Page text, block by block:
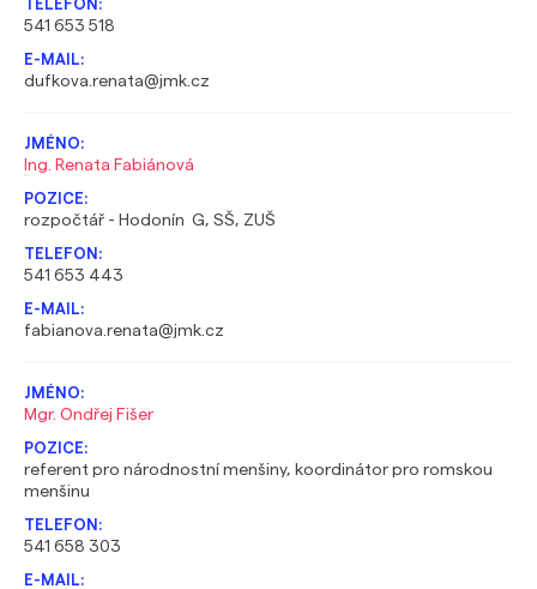
541 653 518
dufkova.renata@jmk.cz
Ing. Renata Fabiánová
rozpočtář - Hodonín G, SŠ, ZUŠ
541 653 443
fabianova.renata@jmk.cz
Mgr. Ondřej Fišer
referent pro národnostní menšiny, koordinátor pro romskou
menšinu
541 658 303